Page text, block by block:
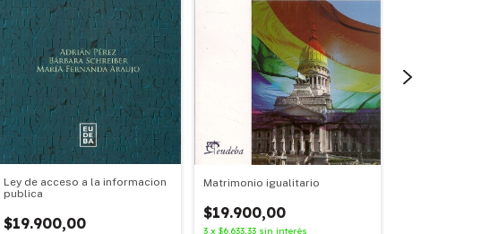
Ley de acceso a la informacion
publica
$19.900,00
Matrimonio igualitario
$19.900,00
3 x $6.633,33 sin interés